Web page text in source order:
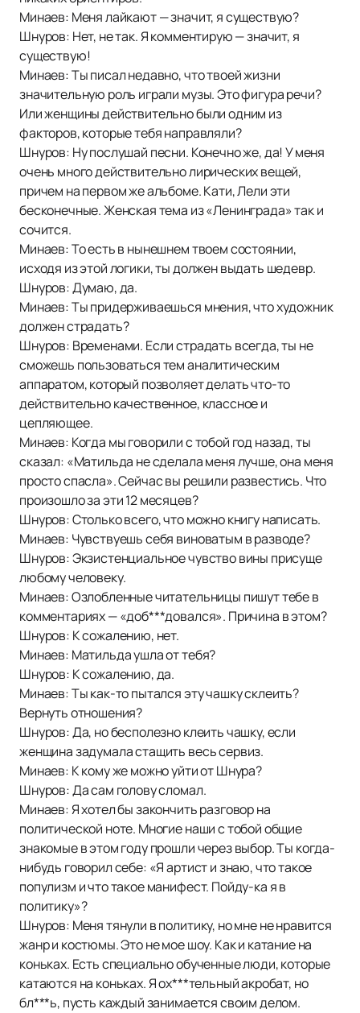
Минаев: Меня лайкают — значит, я существую?
Шнуров: Нет, не так. Я комментирую — значит, я
существую!
Минаев: Ты писал недавно, что твоей жизни
значительную роль играли музы. Это фигура речи?
Или женщины действительно были одним из
факторов, которые тебя направляли?
Шнуров: Ну послушай песни. Конечно же, да! У меня
очень много действительно лирических вещей,
причем на первом же альбоме. Кати, Лели эти
бесконечные. Женская тема из «Ленинграда» так и
сочится.
Минаев: То есть в нынешнем твоем состоянии,
исходя из этой логики, ты должен выдать шедевр.
Шнуров: Думаю, да.
Минаев: Ты придерживаешься мнения, что художник
должен страдать?
Шнуров: Временами. Если страдать всегда, ты не
сможешь пользоваться тем аналитическим
аппаратом, который позволяет делать что-то
действительно качественное, классное и
цепляющее.
Минаев: Когда мы говорили с тобой год назад, ты
сказал: «Матильда не сделала меня лучше, она меня
просто спасла». Сейчас вы решили развестись. Что
произошло за эти 12 месяцев?
Шнуров: Столько всего, что можно книгу написать.
Минаев: Чувствуешь себя виноватым в разводе?
Шнуров: Экзистенциальное чувство вины присуще
любому человеку.
Минаев: Озлобленные читательницы пишут тебе в
комментариях — «доб***довался». Причина в этом?
Шнуров: К сожалению, нет.
Минаев: Матильда ушла от тебя?
Шнуров: К сожалению, да.
Минаев: Ты как-то пытался эту чашку склеить?
Вернуть отношения?
Шнуров: Да, но бесполезно клеить чашку, если
женщина задумала стащить весь сервиз.
Минаев: К кому же можно уйти от Шнура?
Шнуров: Да сам голову сломал.
Минаев: Я хотел бы закончить разговор на
политической ноте. Многие наши с тобой общие
знакомые в этом году прошли через выбор. Ты когда-
нибудь говорил себе: «Я артист и знаю, что такое
популизм и что такое манифест. Пойду-ка я в
политику»?
Шнуров: Меня тянули в политику, но мне не нравится
жанр и костюмы. Это не мое шоу. Как и катание на
коньках. Есть специально обученные люди, которые
катаются на коньках. Я ох***тельный акробат, но
бл***ь, пусть каждый занимается своим делом.